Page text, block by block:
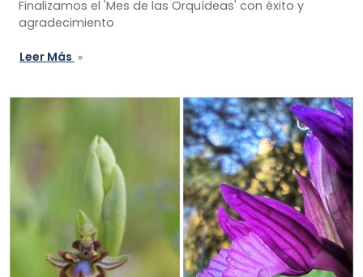
Finalizamos el 'Mes de las Orquídeas' con éxito y
agradecimiento
Leer Más